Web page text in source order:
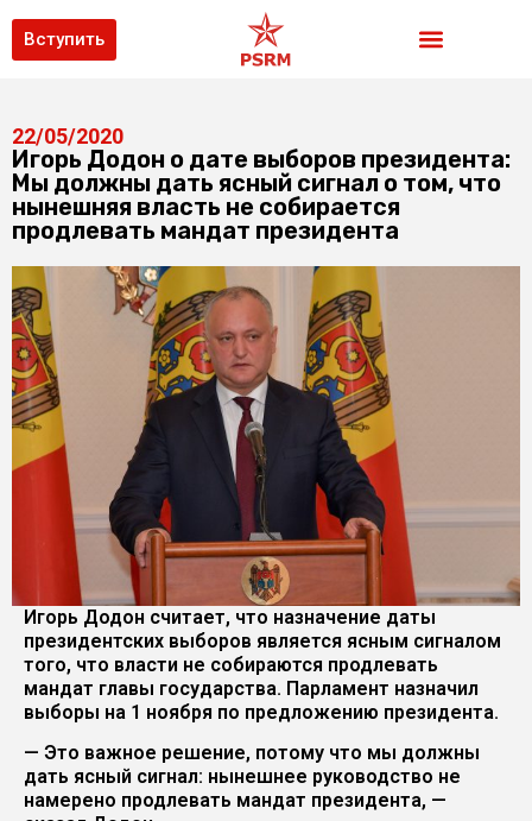
Вступить
22/05/2020
Игорь Додон о дате выборов президента:
Мы должны дать ясный сигнал о том, что
нынешняя власть не собирается
продлевать мандат президента
Игорь Додон считает, что назначение даты
президентских выборов является ясным сигналом
того, что власти не собираются продлевать
мандат главы государства. Парламент назначил
выборы на 1 ноября по предложению президента.
— Это важное решение, потому что мы должны
дать ясный сигнал: нынешнее руководство не
намерено продлевать мандат президента, —